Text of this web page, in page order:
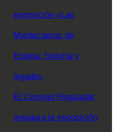
exposición «Las
Mantecaeras de
Estepa: historia y
legado»
El Consejo Regulador
inaugura la exposición